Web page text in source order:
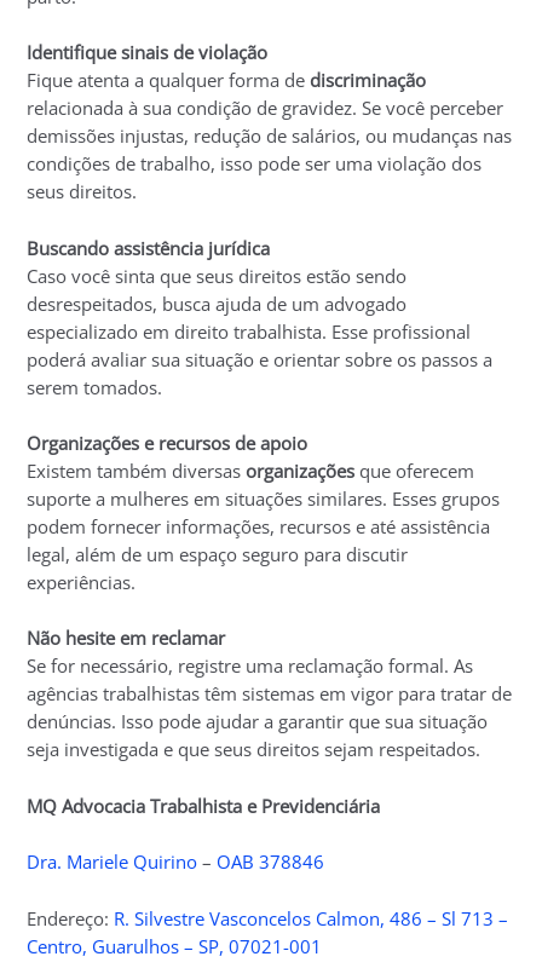
Identifique sinais de violação
Fique atenta a qualquer forma dediscriminação
relacionada à sua condição de gravidez. Se você perceber
demissões injustas, redução de salários, ou mudanças nas
condições de trabalho, isso pode ser uma violação dos
seus direitos.
Buscando assistência jurídica
Caso você sinta que seus direitos estão sendo
desrespeitados, busca ajuda de um advogado
especializado em direito trabalhista. Esse profissional
poderá avaliar sua situação e orientar sobre os passos a
serem tomados.
Organizações e recursos de apoio
Existem também diversasorganizações que oferecem
suporte a mulheres em situações similares. Esses grupos
podem fornecer informações, recursos e até assistência
legal, além de um espaço seguro para discutir
experiências.
Não hesite em reclamar
Se for necessário, registre uma reclamação formal. As
agências trabalhistas têm sistemas em vigor para tratar de
denúncias. Isso pode ajudar a garantir que sua situação
seja investigada e que seus direitos sejam respeitados.
MQ Advocacia Trabalhista e Previdenciária
Dra. Mariele Quirino – OAB 378846
Endereço: R. Silvestre Vasconcelos Calmon, 486 – Sl 713 –
Centro, Guarulhos – SP, 07021-001